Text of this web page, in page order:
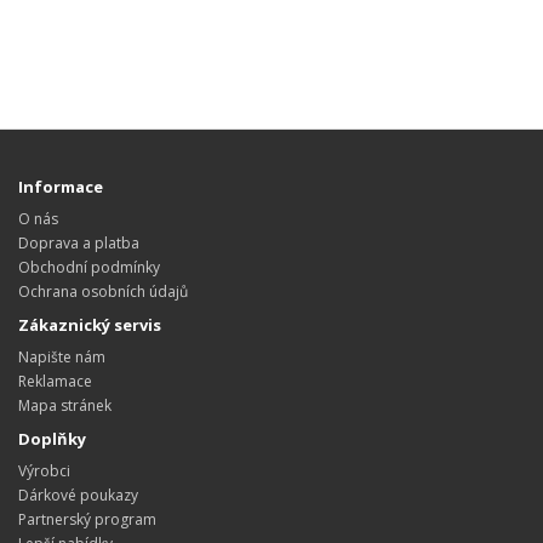
Informace
O nás
Doprava a platba
Obchodní podmínky
Ochrana osobních údajů
Zákaznický servis
Napište nám
Reklamace
Mapa stránek
Doplňky
Výrobci
Dárkové poukazy
Partnerský program